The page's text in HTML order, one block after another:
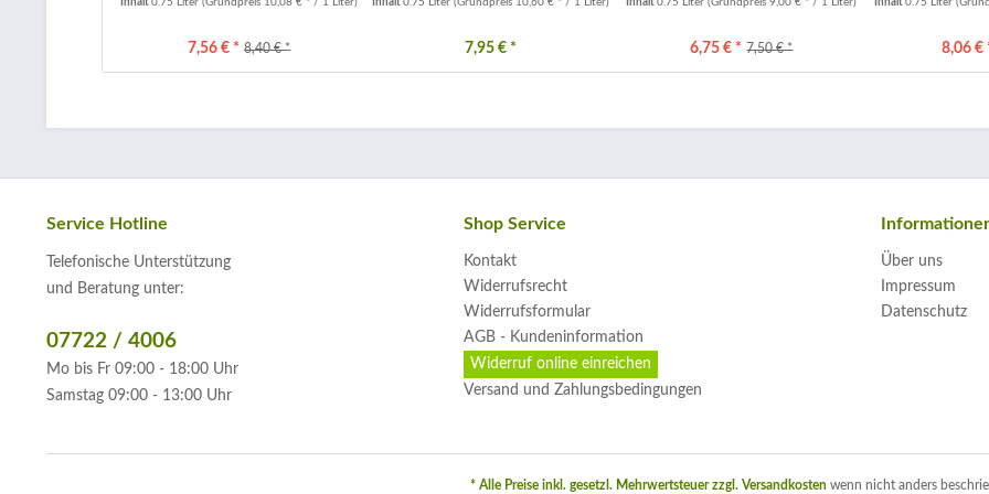
Inhalt0.75 Liter(Grundpreis 10,08 € * / 1 Liter)
7,56 € * 8,40 € *
Inhalt 0.75 Liter (Grundpreis 10,60 € * / 1 Liter)
7,95 € *
Inhalt0.75 Liter(Grundpreis 9,00 € * / 1 Liter)
6,75 € * 7,50 € *
Inhalt0.75 Liter
8,06 €
Service Hotline
Telefonische Unterstützung
und Beratung unter:
07722 / 4006
Mo bis Fr 09:00 - 18:00 Uhr
Samstag 09:00 - 13:00 Uhr
Shop Service
Kontakt
Widerrufsrecht
Widerrufsformular
AGB - Kundeninformation
Widerruf online einreichen
Versand und Zahlungsbedingungen
Über uns
Impressum
Datenschutz
* Alle Preise inkl. gesetzl. Mehrwertsteuer zzgl. Versandkostenwenn nicht anders